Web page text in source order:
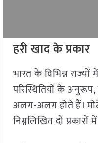
हरी खाद के प्रकार
भारत के विभिन्न
परिस्थितियों के
अलग-अलग होते हैं।
निम्नलिखित दो